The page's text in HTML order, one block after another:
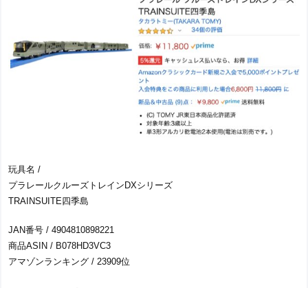
玩具名 /
プラレールクルーズトレインDXシリーズ
TRAINSUITE四季島
JAN番号 / 4904810898221
商品ASIN / B078HD3VC3
アマゾンランキング / 23909位